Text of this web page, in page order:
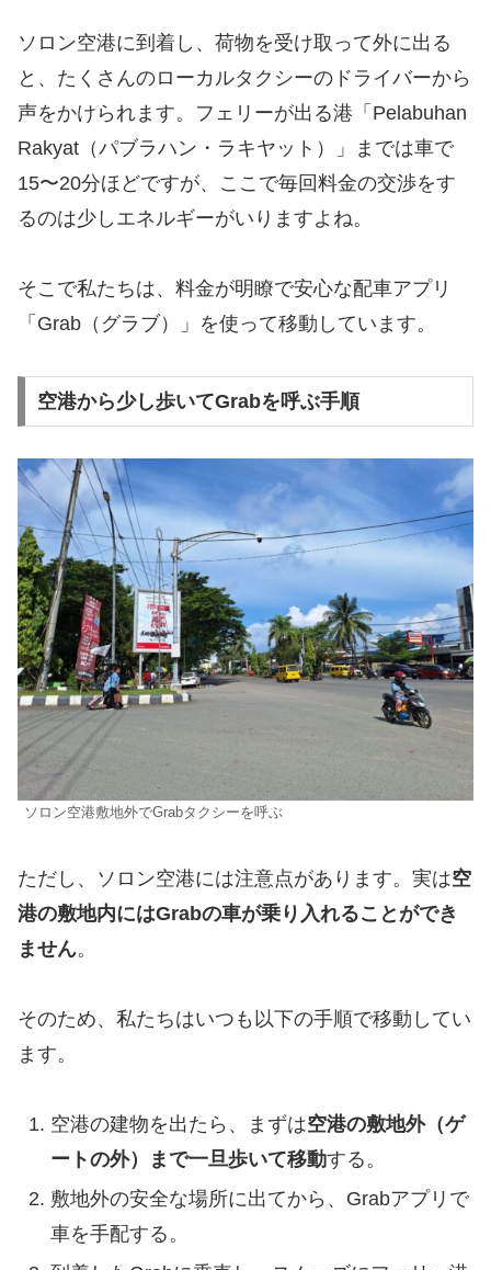
ソロン空港に到着し、荷物を受け取って外に出る
と、たくさんのローカルタクシーのドライバーから
声をかけられます。フェリーが出る港「Pelabuhan
Rakyat（パブラハン・ラキヤット）」までは車で
15〜20分ほどですが、ここで毎回料金の交渉をす
るのは少しエネルギーがいりますよね。
そこで私たちは、料金が明瞭で安心な配車アプリ
「Grab（グラブ）」を使って移動しています。
空港から少し歩いてGrabを呼ぶ手順
ソロン空港敷地外でGrabタクシーを呼ぶ
ただし、ソロン空港には注意点があります。実は空
港の敷地内にはGrabの車が乗り入れることができ
ません。
そのため、私たちはいつも以下の手順で移動してい
ます。
空港の建物を出たら、まずは空港の敷地外（ゲ
ートの外）まで一旦歩いて移動する。
敷地外の安全な場所に出てから、Grabアプリで
車を手配する。